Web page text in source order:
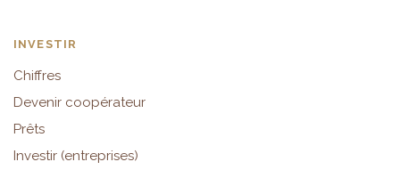
INVESTIR
Chiffres
Devenir coopérateur
Prêts
Investir (entreprises)